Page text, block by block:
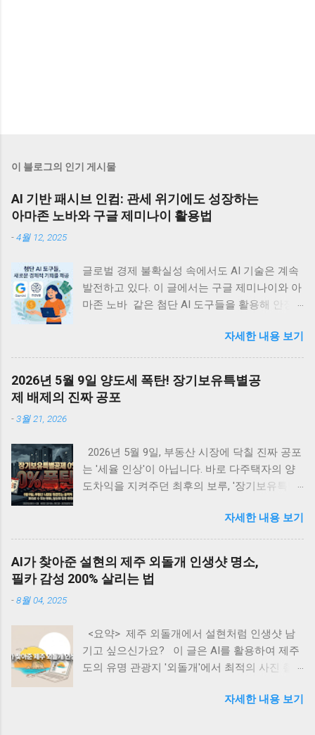
이 블로그의 인기 게시물
AI 기반 패시브 인컴: 관세 위기에도 성장하는
아마존 노바와 구글 제미나이 활용법
-4월 12, 2025
글로벌 경제 불확실성 속에서도 AI 기술은 계속
발전하고 있다. 이 글에서는 구글 제미나이와 아
마존 노바 같은 첨단 AI 도구들을 활용해 안정
법들을 정리한다. 관세 위기에도 불구하고 빅테
크의 AI 투자는 계속되고 있는데, 이는 개인과
소규모 기업에게 새로운 경제적 기회를 제공할
것이다. <목차> • 글로벌 관세 위기 속의 지속
적 AI 투자 동향 • 관세가 AI 개발 생태계에 미치
하는 AI 기반 수익 모델 • AI 에이전트를 통한 패
시브 인컴 구축 방법 • AI 시대의 새로운 기회와
미래 전망 글로벌 관세 위기 속의 지속적 AI 투
정책의 변화는 세계 경제의 불확실성을 가중시
키고 있다. 특히 한국(25%), 중국(34%), 대만
(32%) 등 IT 제품 주요 수출국들에 대한 고율의
관세 부과는 테크 산업 전반에 상당한 부담으로
비용을 평균 22% 증가시킬 것으로 예측된다. 그
러나 주목할 만한 점은 구글과 아마존 같은 빅테
크 기업들이 이러한 비용 증가에도 불구하고 AI
인프라 투자를 줄이지 않겠다는 명확한 의지를
자세한 내용 보기
2026년 5월 9일 양도세 폭탄! 장기보유특별공
제 배제의 진짜 공포
-3월 21, 2026
2026년 5월 9일, 부동산 시장에 닥칠 진짜 공포
는 '세율 인상'이 아닙니다. 바로 다주택자의 양
도차익을 지켜주던 최후의 보루, '장기보유특별
리 세금으로 토해내야 하는 이 치명적인 조치 앞
에, 강남부터 수도권 외곽까지 패닉셀이 번지고
있습니다. 하루 차이로 수억 원이 날아가는 세금
폭탄의 실체와, 생성형 AI를 활용해 내 자산을
지키는 완벽한 절세 방어 시나리오를 지금 바로
한가? ② 2026년 5월 9일의 시한폭탄: 공제 0%
의 충격 ③ 한눈에 보는 세금 차이 시뮬레이션
(15년 보유 아파트) ④ 글로벌 스탠다드: 해외 선
내 양도세 100% 방어하기 (실전 프롬프트 5선)
자세한 내용 보기
AI가 찾아준 설현의 제주 외돌개 인생샷 명소,
필카 감성 200% 살리는 법
-8월 04, 2025
<요약> 제주 외돌개에서 설현처럼 인생샷 남
기고 싶으신가요? 이 글은 AI를 활용하여 제주
도의 유명 관광지 '외돌개'에서 최적의 사진 촬
성'의 사진을 찍는 구체적인 방법을 소개합니다.
자세한 내용 보기